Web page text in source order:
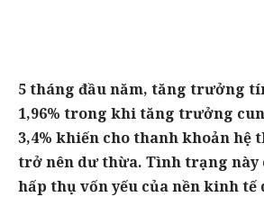
5 tháng đầu năm, tăng trưởng
1,96% trong khi tăng trưởng
3,4% khiến cho thanh khoản hệ
trở nên dư thừa. Tình trạng này
hấp thụ vốn yếu của nền kinh tế